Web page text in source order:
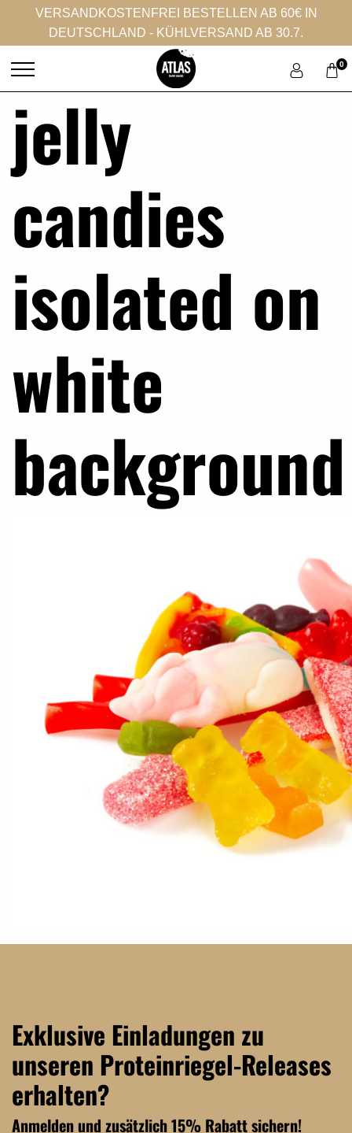
VERSANDKOSTENFREI BESTELLEN AB 60€ IN
DEUTSCHLAND - KÜHLVERSAND AB 30.7.
0
jelly
candies
isolated on
white
background
Exklusive Einladungen zu
unseren Proteinriegel-Releases
erhalten?
Anmelden und zusätzlich 15% Rabatt sichern!